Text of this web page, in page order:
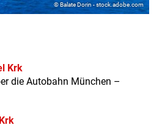
© Balate Dorin - stock.adobe.com
Krk
die Autobahn München –